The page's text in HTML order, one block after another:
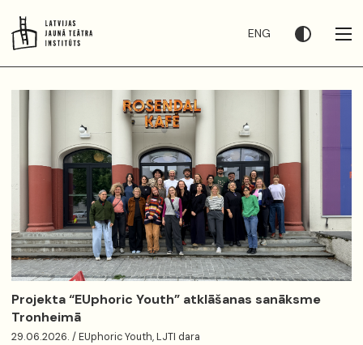
ENG
Projekta “EUphoric Youth” atklāšanas sanāksme
Tronheimā
29.06.2026. / EUphoric Youth, LJTI dara